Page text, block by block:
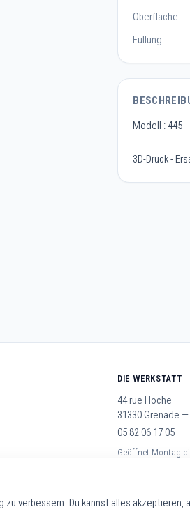
Oberfläche
Füllung
Modell : 445
3D-Druck -
DIE WERKSTATT
44 rue Hoche
31330 Grenade
05 82 06 17 05
Geöffnet Montag
verbessern. Du kannst alles akzeptieren,